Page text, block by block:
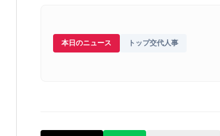
本日のニュース トップ交代人事